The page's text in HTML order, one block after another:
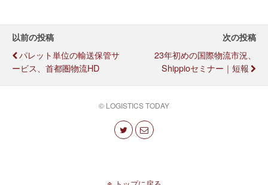
以前の投稿
パレット単位の輸送保管サ
ービス、首都圏物流HD
次の投稿
23年初めの国際物流市況、
Shippioセミナー｜短報
© LOGISTICS TODAY